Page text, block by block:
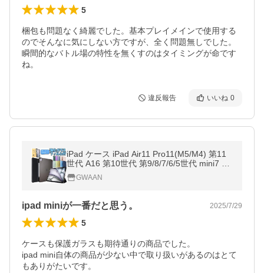
5
梱包も問題なく綺麗でした。基本プレイメインで使用する
のでそんなに気にしない方ですが、全く問題無しでした。
瞬間的なバトル場の特性を無くすのはタイミングが命です
ね。
違反報告 いいね 0
iPad ケース iPad Air11 Pro11(M5/M4) 第11
世代 A16 第10世代 第9/8/7/6/5世代 mini7 mi
ni6 強化ガラスフィルム Air5 Air4 mini4 mini
5 Air Air2 カバー
GWAAN
ipad miniが一番だと思う。 2025/7/29
5
ケースも保護ガラスも期待通りの商品でした。
ipad mini自体の商品が少ない中で取り扱いがあるのはとて
もありがたいです。